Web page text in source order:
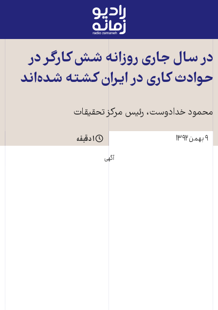
رادیو
زمانه
صفحه
اصلی
در سال جاری روزانه شش کارگر در
حوادث کاری در ايران کشته شده‌اند
محمود خدادوست، رئيس مرکز تحقيقات
۹ بهمن ۱۳۹۲
۱ دقیقه
آگهی